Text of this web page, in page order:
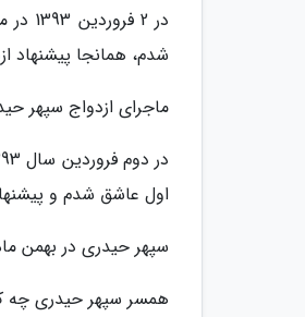
در
شدم، همانجا پیشنهاد
ماجرای ازدواج سپهر
اول عاشق شدم و
سپهر حیدری در بهمن ماه سال 1396 صاحب یک پسر به
همسر سپهر حیدری چه